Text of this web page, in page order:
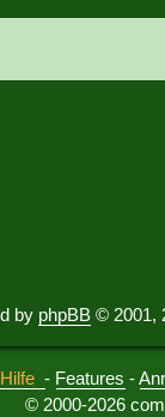
by phpBB © 2001,
Hilfe - Features -
© 2000-2026